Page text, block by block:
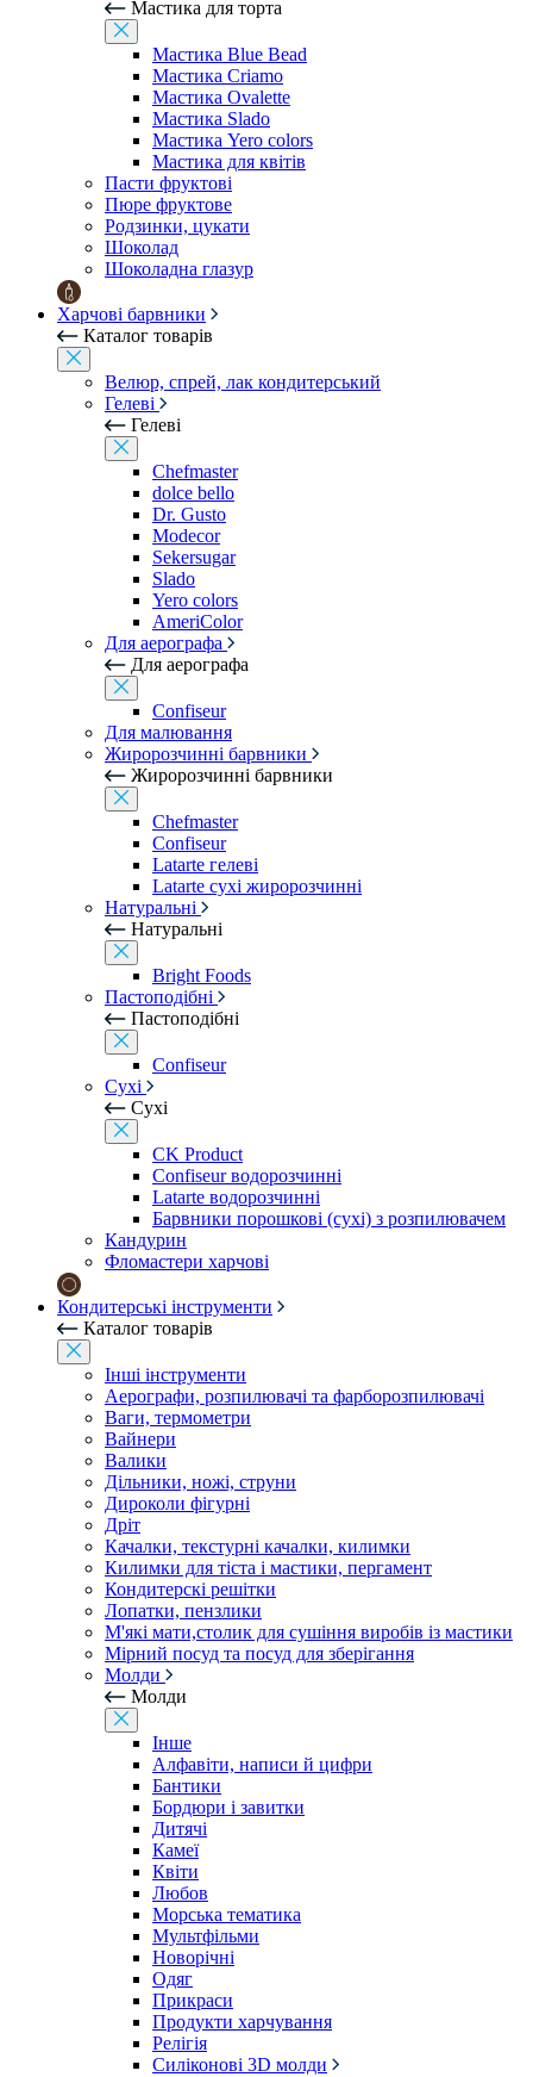
Мастика для торта
Мастика Blue Bead
Мастика Criamo
Мастика Ovalette
Мастика Slado
Мастика Yero colors
Мастика для квітів
Пасти фруктові
Пюре фруктове
Родзинки, цукати
Шоколад
Шоколадна глазур
Харчові барвники
Каталог товарів
Велюр, спрей, лак кондитерський
Гелеві
Гелеві
Chefmaster
dolce bello
Dr. Gusto
Modecor
Sekersugar
Slado
Yero colors
AmeriColor
Для аерографа
Для аерографа
Confiseur
Для малювання
Жиророзчинні барвники
Жиророзчинні барвники
Chefmaster
Confiseur
Latarte гелеві
Latarte сухі жиророзчинні
Натуральні
Натуральні
Bright Foods
Пастоподібні
Пастоподібні
Confiseur
Сухі
Сухі
CK Product
Confiseur водорозчинні
Latarte водорозчинні
Барвники порошкові (сухі) з розпилювачем
Кандурин
Фломастери харчові
Кондитерські інструменти
Каталог товарів
Інші інструменти
Аерографи, розпилювачі та фарборозпилювачі
Ваги, термометри
Вайнери
Валики
Дільники, ножі, струни
Дироколи фігурні
Дріт
Качалки, текстурні качалки, килимки
Килимки для тіста і мастики, пергамент
Кондитерскі решітки
Лопатки, пензлики
М'які мати,столик для сушіння виробів із мастики
Мірний посуд та посуд для зберігання
Молди
Молди
Інше
Алфавіти, написи й цифри
Бантики
Бордюри і завитки
Дитячі
Камеї
Квіти
Любов
Морська тематика
Мультфільми
Новорічні
Одяг
Прикраси
Продукти харчування
Релігія
Силіконові 3D молди